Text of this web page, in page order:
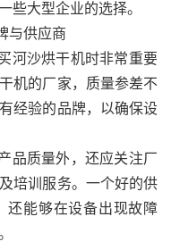
些大型企业的选择。
与供应商
河沙烘干机时非常重要
机的厂家，质量参差不
经验的品牌，以确保设
品质量外，还应关注厂
培训服务。一个好的供
还能够在设备出现故障